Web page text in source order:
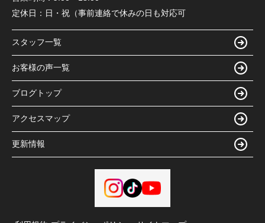
定休日： 日・祝（事前連絡で休みの日も対応可
スタッフ一覧
お客様の声一覧
ブログトップ
アクセスマップ
更新情報